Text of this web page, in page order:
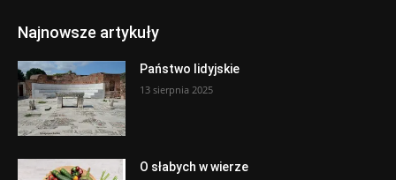
Najnowsze artykuły
Państwo lidyjskie
13 sierpnia 2025
O słabych w wierze